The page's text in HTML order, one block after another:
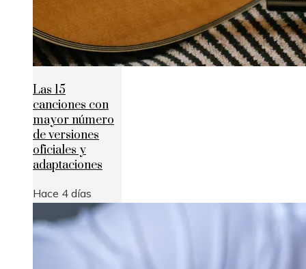
Las 15
canciones con
mayor número
de versiones
oficiales y
adaptaciones
Hace 4 días